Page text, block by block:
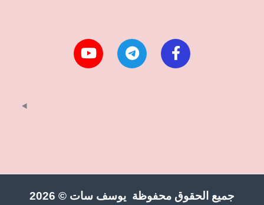
جميع الحقوق محفوظة يوسف سات © 2026